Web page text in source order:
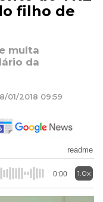
filho de
multa
da
01/2018 09:59
readme
0:00 1.0x